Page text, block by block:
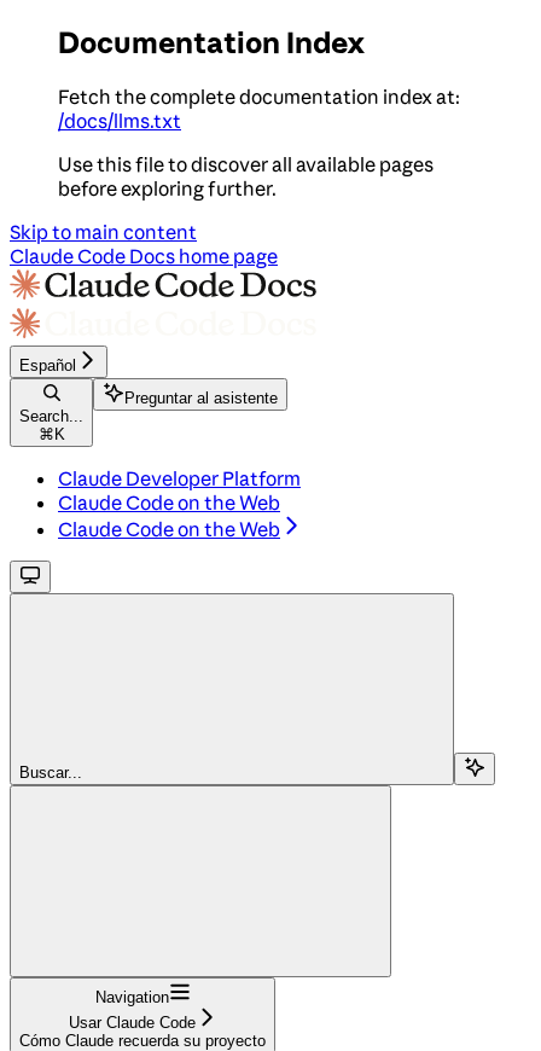
Documentation Index
Fetch the complete documentation index at:
/docs/llms.txt
Use this file to discover all available pages
before exploring further.
Skip to main content
Claude Code Docs home page
Español
Search...
⌘ K
Preguntar al asistente
Claude Developer Platform
Claude Code on the Web
Claude Code on the Web
Buscar...
Navigation
Usar Claude Code
Cómo Claude recuerda su proyecto